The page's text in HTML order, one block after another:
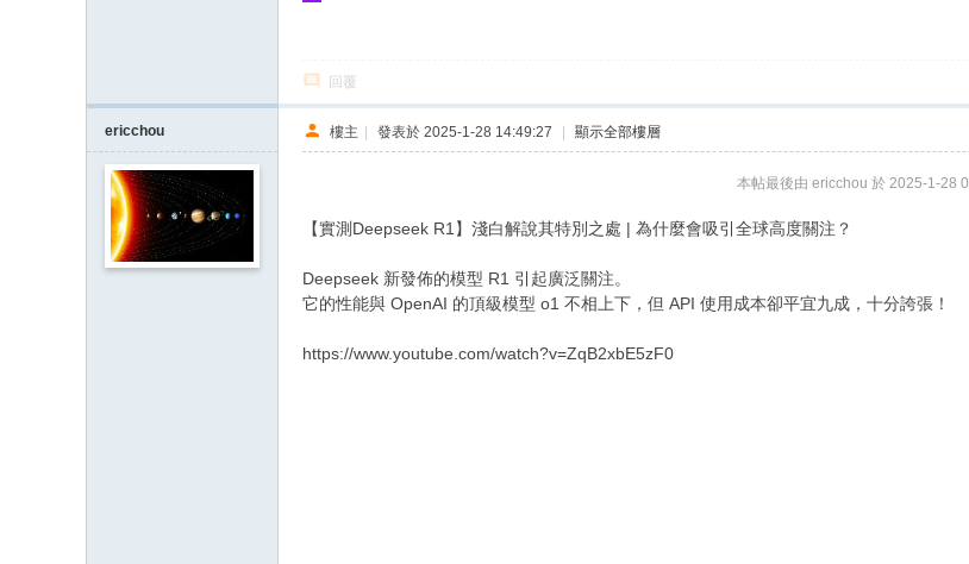
回覆
ericchou 樓主 | 發表於 2025-1-28 14:49:27 | 顯示全部樓層
本帖最後由 ericchou 於 2025-1-28
【實測Deepseek R1】淺白解說其特別之處 | 為什麼會吸引全球高度關注？
Deepseek 新發佈的模型 R1 引起廣泛關注。
它的性能與 OpenAI 的頂級模型 o1 不相上下，但 API 使用成本卻平宜九成，十分誇張！
https://www.youtube.com/watch?v=ZqB2xbE5zF0